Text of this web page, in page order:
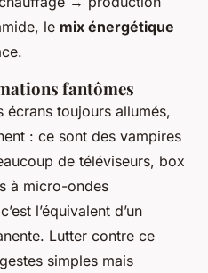
le mix énergétique
fantômes
écrans toujours allumés,
: ce sont des vampires
de téléviseurs, box
à micro-ondes
l’équivalent d’un
Lutter contre ce
simples mais